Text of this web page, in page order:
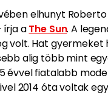
elhunyt Roberto
írja aThe Sun. A
volt. Hat
alig több mint
évvel fiatalabb
2014 óta voltak